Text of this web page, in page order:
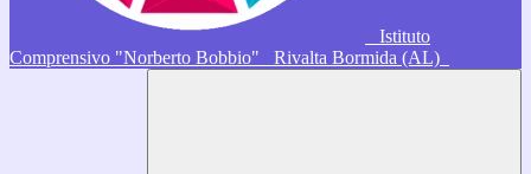
Istituto
Comprensivo "Norberto Bobbio"
Rivalta Bormida (AL)